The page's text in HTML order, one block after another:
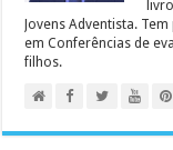
Jovens Adventista.
em Conferências de
filhos.